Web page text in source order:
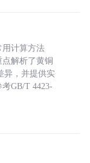
用计算方法
点解析了黄铜
异，并提供实
GB/T 4423-